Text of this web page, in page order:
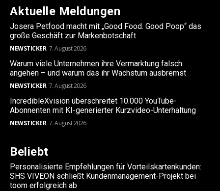
Aktuelle Meldungen
Josera Petfood macht mit „Good Food. Good Poop“ das
große Geschäft zur Markenbotschaft
NEWSTICKER 7. August 2026
Warum viele Unternehmen ihre Vermarktung falsch
angehen – und warum das ihr Wachstum ausbremst
NEWSTICKER 7. August 2026
IncredibleXvision überschreitet 10.000 YouTube-
Abonnenten mit KI-generierter Kurzvideo-Unterhaltung
NEWSTICKER 7. August 2026
Beliebt
Personalisierte Empfehlungen für Vorteilskartenkunden:
SHS VIVEON schließt Kundenmanagement-Projekt bei
toom erfolgreich ab